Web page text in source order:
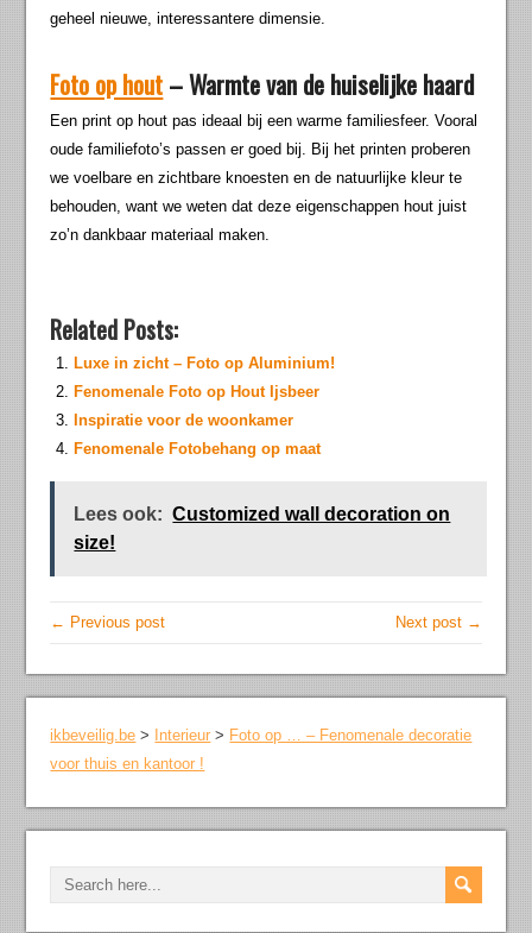
geheel nieuwe, interessantere dimensie.
Foto op hout– Warmte van de huiselijke haard
Een print op hout pas ideaal bij een warme familiesfeer. Vooral
oude familiefoto’s passen er goed bij. Bij het printen proberen
we voelbare en zichtbare knoesten en de natuurlijke kleur te
behouden, want we weten dat deze eigenschappen hout juist
zo’n dankbaar materiaal maken.
Related Posts:
Luxe in zicht – Foto op Aluminium!
Fenomenale Foto op Hout Ijsbeer
Inspiratie voor de woonkamer
Fenomenale Fotobehang op maat
Lees ook: Customized wall decoration on
size!
← Previous post Next post →
ikbeveilig.be > Interieur > Foto op … – Fenomenale decoratie
voor thuis en kantoor !